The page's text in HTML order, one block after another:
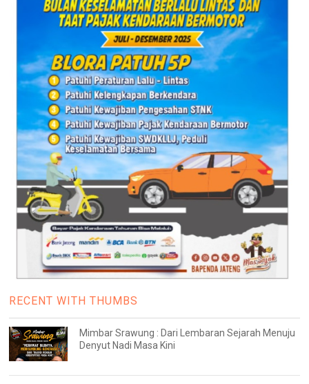
RECENT WITH THUMBS
Mimbar Srawung : Dari Lembaran Sejarah Menuju
Denyut Nadi Masa Kini